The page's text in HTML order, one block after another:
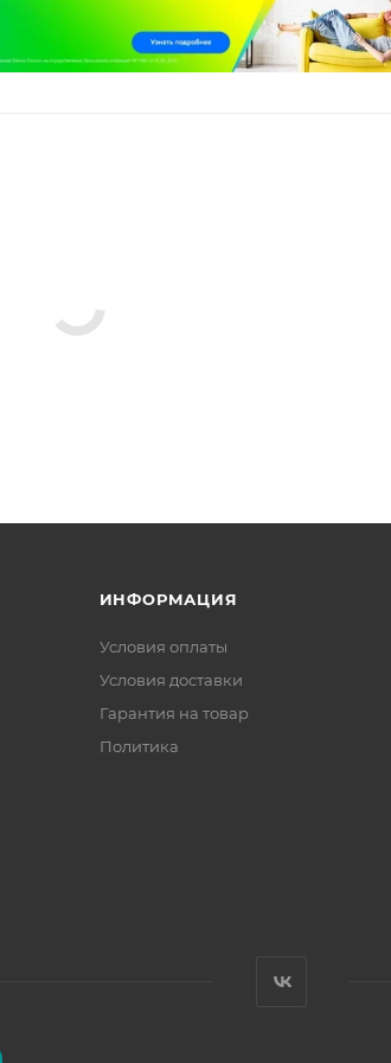
ИНФОРМАЦИЯ
Условия оплаты
Условия доставки
Гарантия на товар
Политика